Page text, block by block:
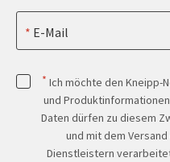
E-Mail
* Ich möchte den Kneipp-
und
Daten dürfen zu diesem
und mit dem
Dienstleistern